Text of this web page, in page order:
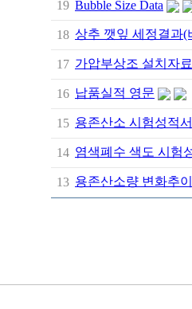
19 Bubble Size Data
18 상추 깻잎 세정결과(
17 가압부상조 설치자료
16 납품실적 영문
15 용존산소 시험성적서
14 염색폐수 색도 시험
13 용존산소량 변화추이